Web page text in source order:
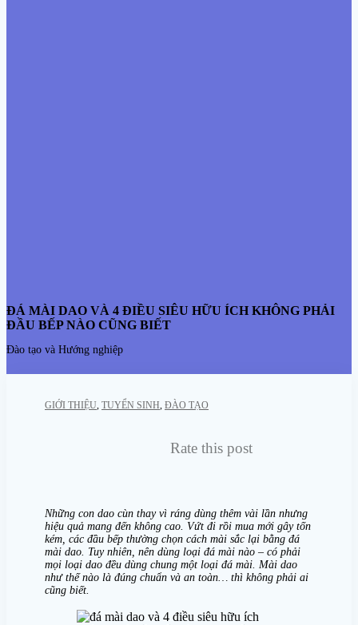
ĐÁ MÀI DAO VÀ 4 ĐIỀU SIÊU HỮU ÍCH KHÔNG PHẢI
ĐẦU BẾP NÀO CŨNG BIẾT
Đào tạo và Hướng nghiệp
GIỚI THIỆU, TUYỂN SINH, ĐÀO TẠO
Rate this post
Những con dao cùn thay vì ráng dùng thêm vài lần nhưng
hiệu quả mang đến không cao. Vứt đi rồi mua mới gây tốn
kém, các đầu bếp thường chọn cách mài sắc lại bằng đá
mài dao. Tuy nhiên, nên dùng loại đá mài nào – có phải
mọi loại dao đều dùng chung một loại đá mài. Mài dao
như thế nào là đúng chuẩn và an toàn… thì không phải ai
cũng biết.